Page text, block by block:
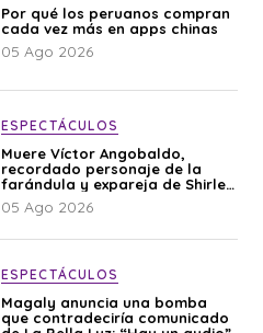
Por qué los peruanos compran
cada vez más en apps chinas
05 Ago 2026
ESPECTÁCULOS
Muere Víctor Angobaldo,
recordado personaje de la
farándula y expareja de Shirley
Cherres
05 Ago 2026
ESPECTÁCULOS
Magaly anuncia una bomba
que contradeciría comunicado